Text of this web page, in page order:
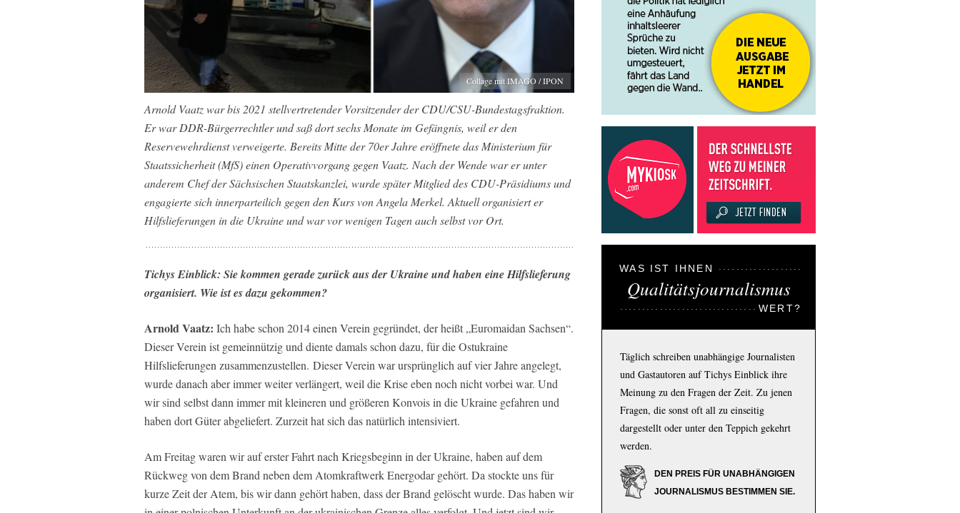
Collage mit IMAGO / IPON
Arnold Vaatz war bis 2021 stellvertretender Vorsitzender der CDU/CSU-Bundestagsfraktion.
Er war DDR-Bürgerrechtler und saß dort sechs Monate im Gefängnis, weil er den
Reservewehrdienst verweigerte. Bereits Mitte der 70er Jahre eröffnete das Ministerium für
Staatssicherheit (MfS) einen Operativvorgang gegen Vaatz. Nach der Wende war er unter
anderem Chef der Sächsischen Staatskanzlei, wurde später Mitglied des CDU-Präsidiums und
engagierte sich innerparteilich gegen den Kurs von Angela Merkel. Aktuell organisiert er
Hilfslieferungen in die Ukraine und war vor wenigen Tagen auch selbst vor Ort.
Tichys Einblick: Sie kommen gerade zurück aus der Ukraine und haben eine Hilfslieferung
organisiert. Wie ist es dazu gekommen?
Arnold Vaatz: Ich habe schon 2014 einen Verein gegründet, der heißt „Euromaidan Sachsen“.
Dieser Verein ist gemeinnützig und diente damals schon dazu, für die Ostukraine
Hilfslieferungen zusammenzustellen. Dieser Verein war ursprünglich auf vier Jahre angelegt,
wurde danach aber immer weiter verlängert, weil die Krise eben noch nicht vorbei war. Und
wir sind selbst dann immer mit kleineren und größeren Konvois in die Ukraine gefahren und
haben dort Güter abgeliefert. Zurzeit hat sich das natürlich intensiviert.
Am Freitag waren wir auf erster Fahrt nach Kriegsbeginn in der Ukraine, haben auf dem
Rückweg von dem Brand neben dem Atomkraftwerk Energodar gehört. Da stockte uns für
kurze Zeit der Atem, bis wir dann gehört haben, dass der Brand gelöscht wurde. Das haben wir
WAS IST IHNEN
Qualitätsjournalismus
WERT?
Täglich schreiben unabhängige Journalisten
und Gastautoren auf Tichys Einblick ihre
Meinung zu den Fragen der Zeit. Zu jenen
Fragen, die sonst oft all zu einseitig
dargestellt oder unter den Teppich gekehrt
werden.
DEN PREIS FÜR UNABHÄNGIGEN
JOURNALISMUS BESTIMMEN SIE.